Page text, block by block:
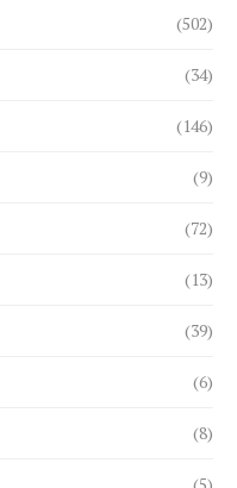
(502)
(34)
(146)
(9)
(72)
(13)
(39)
(6)
(8)